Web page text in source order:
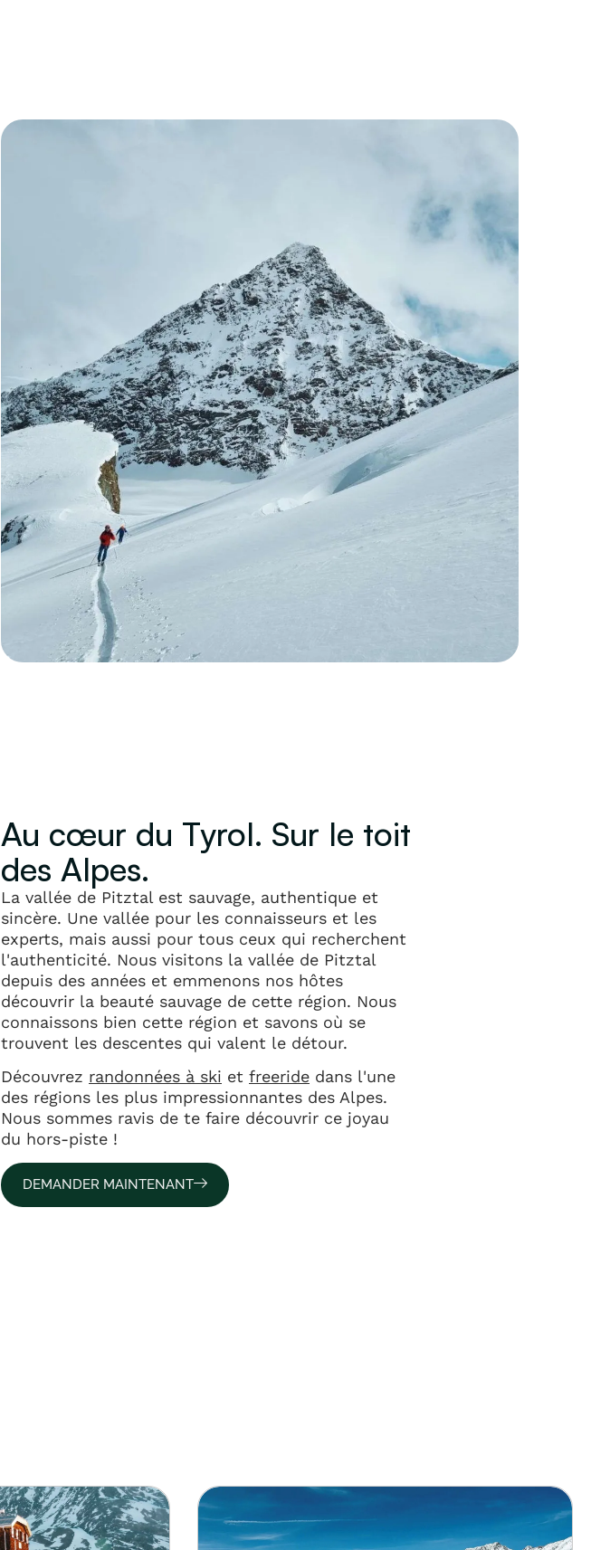
Au cœur du Tyrol. Sur le toit
des Alpes.
La vallée de Pitztal est sauvage, authentique et
sincère. Une vallée pour les connaisseurs et les
experts, mais aussi pour tous ceux qui recherchent
l'authenticité. Nous visitons la vallée de Pitztal
depuis des années et emmenons nos hôtes
découvrir la beauté sauvage de cette région. Nous
connaissons bien cette région et savons où se
trouvent les descentes qui valent le détour.
Découvrez randonnées à ski et freeride dans l'une
des régions les plus impressionnantes des Alpes.
Nous sommes ravis de te faire découvrir ce joyau
du hors-piste !
DEMANDER MAINTENANT